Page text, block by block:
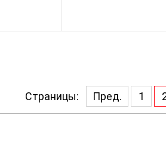
Страницы: Пред. 1